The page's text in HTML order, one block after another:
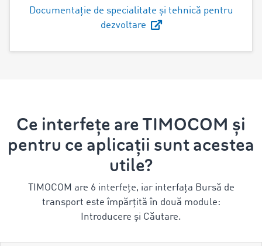
Documentație de specialitate și tehnică pentru
dezvoltare
Ce interfețe are TIMOCOM și
pentru ce aplicații sunt acestea
utile?
TIMOCOM are 6 interfețe, iar interfața Bursă de
transport este împărțită în două module:
Introducere și Căutare.